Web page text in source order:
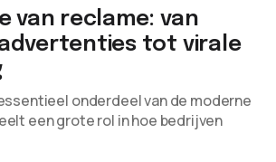
van reclame: van
tot virale
onderdeel van de moderne
een grote rol in hoe bedrijven